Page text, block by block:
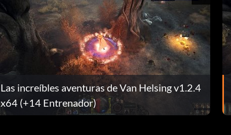
Las increíbles aventuras de Van Helsing v1.2.4
x64 (+14 Entrenador)